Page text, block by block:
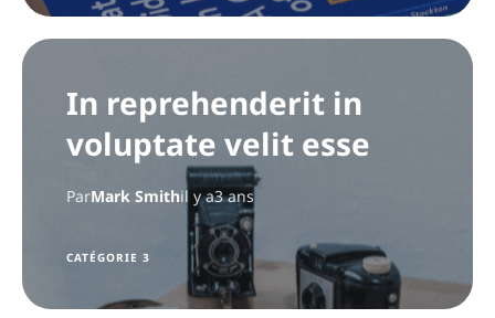
In reprehenderit in
voluptate velit esse
ParMark Smithil y a3 ans
CATÉGORIE 3